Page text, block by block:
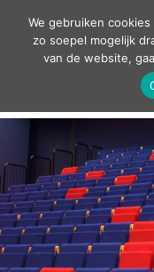
agenda
theater
sport
We gebruiken
zo soepel mogelijk
van de website,